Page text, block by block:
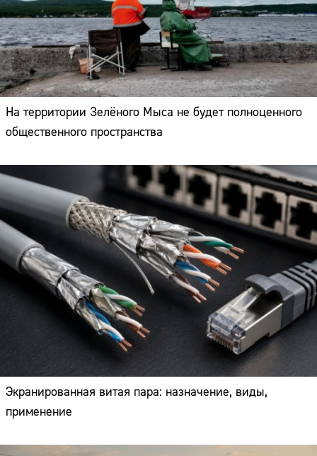
На территории Зелёного Мыса не будет полноценного
общественного пространства
Экранированная витая пара: назначение, виды,
применение